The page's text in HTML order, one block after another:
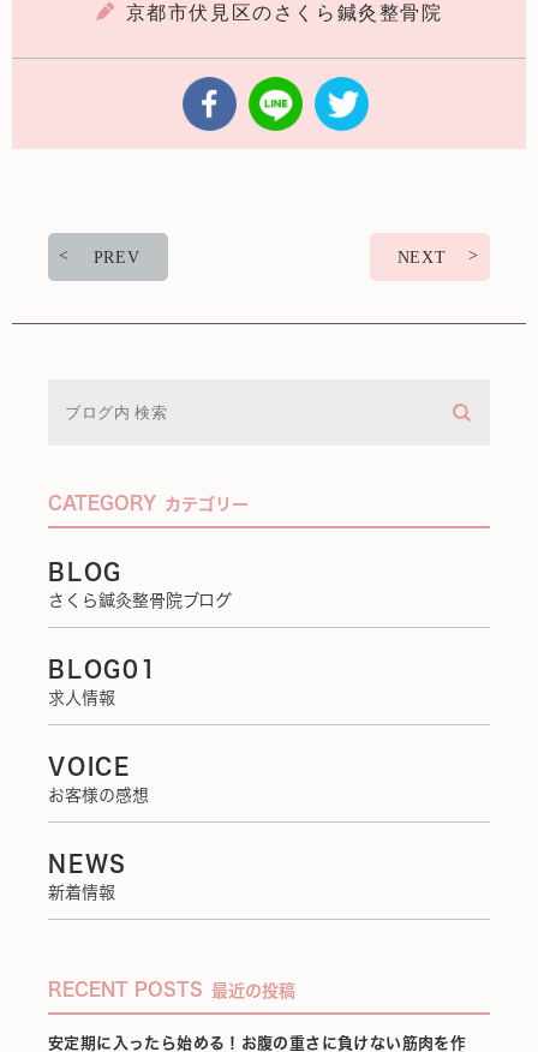
京都市伏見区のさくら鍼灸整骨院
PREV NEXT
CATEGORY カテゴリー
BLOG
さくら鍼灸整骨院ブログ
BLOG01
求人情報
VOICE
お客様の感想
NEWS
新着情報
RECENT POSTS 最近の投稿
安定期に入ったら始める！お腹の重さに負けない筋肉を作